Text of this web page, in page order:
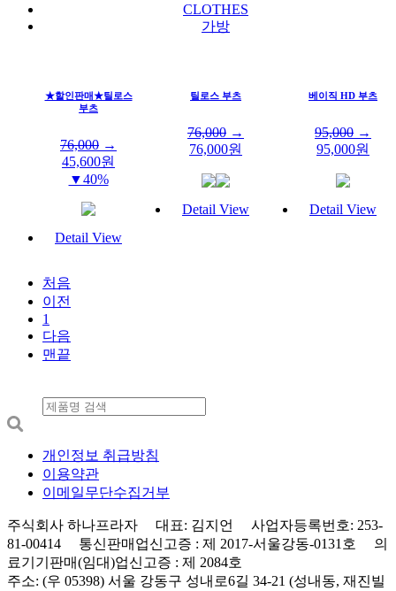
CLOTHES
가방
★할인판매★틸로스
부츠
76,000 →
45,600원
▼40%
Detail View
틸로스 부츠
76,000 →
76,000원
Detail View
베이직 HD 부츠
95,000 →
95,000원
Detail View
처음
이전
1
다음
맨끝
개인정보 취급방침
이용약관
이메일무단수집거부
주식회사 하나프라자 대표: 김지언 사업자등록번호: 253-
81-00414 통신판매업신고증 : 제 2017-서울강동-0131호 의
료기기판매(임대)업신고증 : 제 2084호
주소: (우 05398) 서울 강동구 성내로6길 34-21 (성내동, 재진빌